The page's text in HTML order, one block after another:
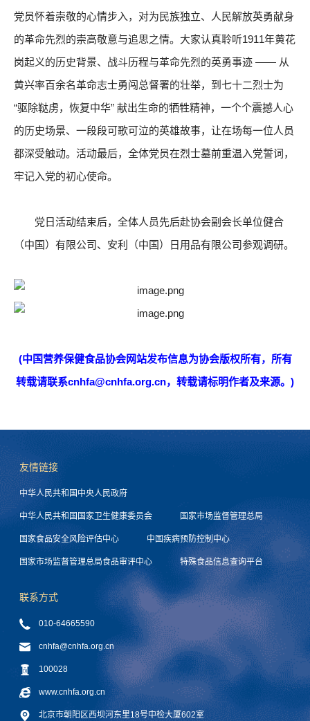
党员怀着崇敬的心情步入，对为民族独立、人民解放英勇献身
的革命先烈的崇高敬意与追思之情。大家认真聆听1911年黄花
岗起义的历史背景、战斗历程与革命先烈的英勇事迹 —— 从
黄兴率百余名革命志士勇闯总督署的壮举，到七十二烈士为
“驱除鞑虏，恢复中华” 献出生命的牺牲精神，一个个震撼人心
的历史场景、一段段可歌可泣的英雄故事，让在场每一位人员
都深受触动。活动最后，全体党员在烈士墓前重温入党誓词，
牢记入党的初心使命。
党日活动结束后，全体人员先后赴协会副会长单位健合
（中国）有限公司、安利（中国）日用品有限公司参观调研。
(中国营养保健食品协会网站发布信息为协会版权所有，所有
转载请联系cnhfa@cnhfa.org.cn，转载请标明作者及来源。)
友情链接
中华人民共和国中央人民政府
中华人民共和国国家卫生健康委员会 国家市场监督管理总局
国家食品安全风险评估中心 中国疾病预防控制中心
国家市场监督管理总局食品审评中心 特殊食品信息查询平台
联系方式
010-64665590
cnhfa@cnhfa.org.cn
100028
www.cnhfa.org.cn
北京市朝阳区西坝河东里18号中检大厦602室